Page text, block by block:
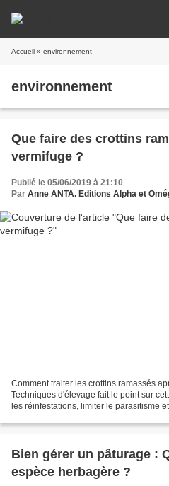
Accueil » environnement
environnement
Que faire des crottins
vermifuge ?
Publié le 05/06/2019 à 21:10
Par Anne ANTA. Editions Alpha et
Comment traiter les crottins ramassés
Techniques d'élevage fait le point sur
les réinfestations, limiter le parasitisme
Bien gérer un pâturage :
espèce herbagère ?